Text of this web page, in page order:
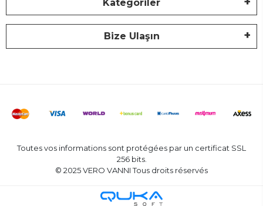
Kategoriler
Bize Ulaşın
Toutes vos informations sont protégées par un certificat SSL
256 bits.
© 2025 VERO VANNI Tous droits réservés